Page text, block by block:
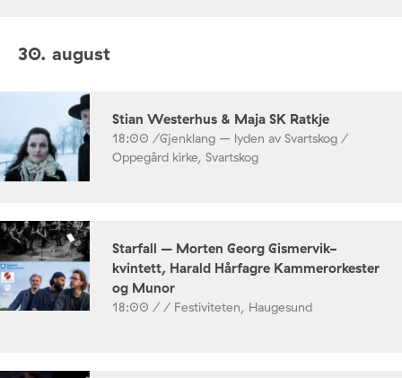
30. august
Stian Westerhus & Maja SK Ratkje
18:00 /Gjenklang – lyden av Svartskog /
Oppegård kirke, Svartskog
Starfall – Morten Georg Gismervik-
kvintett, Harald Hårfagre Kammerorkester
og Munor
18:00 / / Festiviteten, Haugesund